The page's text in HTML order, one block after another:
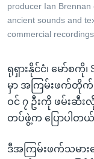
ရန်
ရှာဖွေ
သို့
ကျော်
ရန်
ဘာသာစကားများ
producer Ian
ancient sounds and
commercial recordings.
ရုရှားနိုင်ငံ၊ မော်စကို၊
မှာ အကြမ်းဖက်တို
ဝင် ၇ ဦးကို ဖမ်းဆီ
တပ်ဖွဲ့က ပြောပါတယ်
ဒီအကြမ်းဖက်သမား